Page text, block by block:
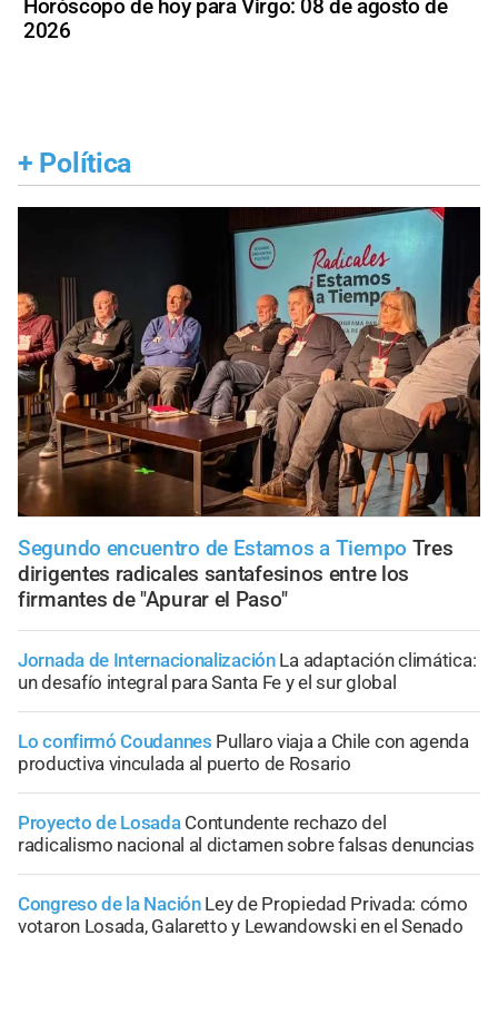
Horóscopo de hoy para Virgo: 08 de agosto de
2026
+ Política
Segundo encuentro de Estamos a Tiempo Tres
dirigentes radicales santafesinos entre los
firmantes de "Apurar el Paso"
Jornada de Internacionalización La adaptación climática:
un desafío integral para Santa Fe y el sur global
Lo confirmó Coudannes Pullaro viaja a Chile con agenda
productiva vinculada al puerto de Rosario
Proyecto de Losada Contundente rechazo del
radicalismo nacional al dictamen sobre falsas denuncias
Congreso de la Nación Ley de Propiedad Privada: cómo
votaron Losada, Galaretto y Lewandowski en el Senado